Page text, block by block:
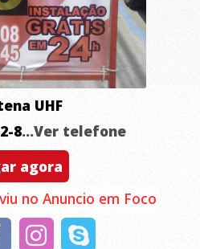
UHF
8...Ver telefone
agora
no Anuncio em Foco